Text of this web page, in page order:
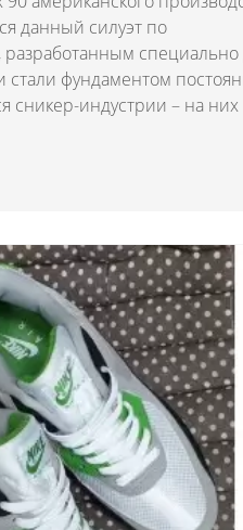
данный силуэт по
специально
стали фундаментом
индустрии – на них